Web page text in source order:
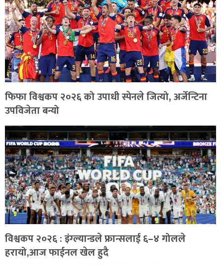
फिफा विश्वकप २०२६ को उपाधी स्पेनले जित्यो, अर्जेन्टिना
उपविजेता बन्यो
विश्वकप २०२६ : इंग्ल्यान्डले फ्रान्सलाई ६–४ गोलले
हरायो,आज फाईनल खेल हुदै